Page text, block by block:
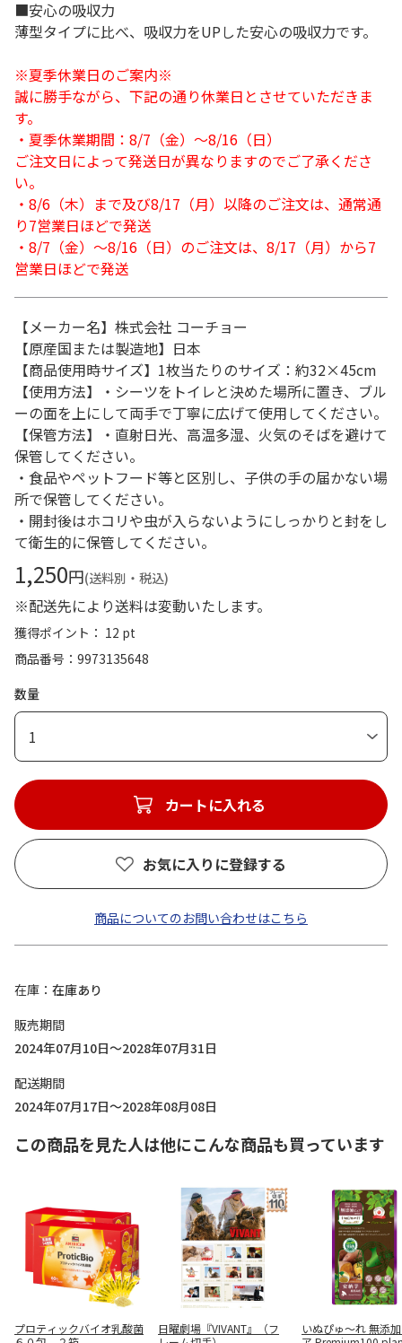
■安心の吸収力
薄型タイプに比べ、吸収力をUPした安心の吸収力です。
※夏季休業日のご案内※
誠に勝手ながら、下記の通り休業日とさせていただきま
す。
・夏季休業期間：8/7（金）～8/16（日）
ご注文日によって発送日が異なりますのでご了承くださ
い。
・8/6（木）まで及び8/17（月）以降のご注文は、通常通
り7営業日ほどで発送
・8/7（金）～8/16（日）のご注文は、8/17（月）から7
営業日ほどで発送
【メーカー名】株式会社 コーチョー
【原産国または製造地】日本
【商品使用時サイズ】1枚当たりのサイズ：約32×45cm
【使用方法】・シーツをトイレと決めた場所に置き、ブル
ーの面を上にして両手で丁寧に広げて使用してください。
【保管方法】・直射日光、高温多湿、火気のそばを避けて
保管してください。
・食品やペットフード等と区別し、子供の手の届かない場
所で保管してください。
・開封後はホコリや虫が入らないようにしっかりと封をし
て衛生的に保管してください。
1,250円(送料別・税込)
※配送先により送料は変動いたします。
獲得ポイント： 12 pt
商品番号
9973135648
数量
1
カートに入れる
お気に入りに登録する
商品についてのお問い合わせはこちら
在庫
在庫あり
販売期間
2024年07月10日～2028年07月31日
配送期間
2024年07月17日～2028年08月08日
この商品を見た人は他にこんな商品も買っています
プロティックバイオ乳酸菌
日曜劇場『VIVANT』（フ
いぬぴゅ～れ 無添